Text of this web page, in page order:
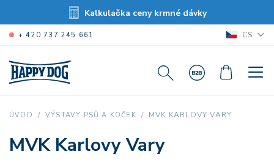
Kalkulačka ceny krmné dávky
+ 420 737 245 661 CS
ÚVOD VÝSTAVY PSŮ A KOČEK MVK KARLOVY VARY
MVK Karlovy Vary